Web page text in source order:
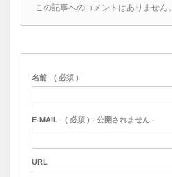
この記事へのコメントはありません。
名前 ( 必須 )
E-MAIL ( 必須 ) - 公開されません -
URL